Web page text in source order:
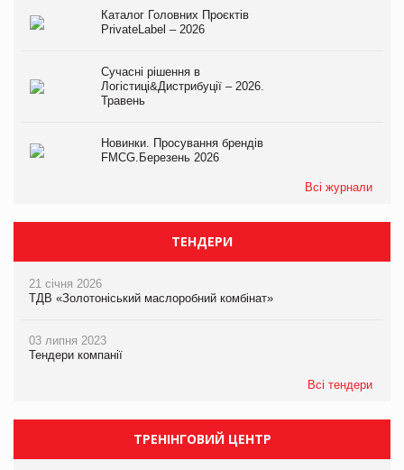
Каталог Головних Проєктів
PrivateLabel – 2026
Сучасні рішення в
Логістиці&Дистрибуції – 2026.
Травень
Новинки. Просування брендів
FMCG.Березень 2026
Всі журнали
ТЕНДЕРИ
21 січня 2026
ТДВ «Золотоніський маслоробний комбінат»
03 липня 2023
Тендери компанії
Всі тендери
ТРЕНІНГОВИЙ ЦЕНТР